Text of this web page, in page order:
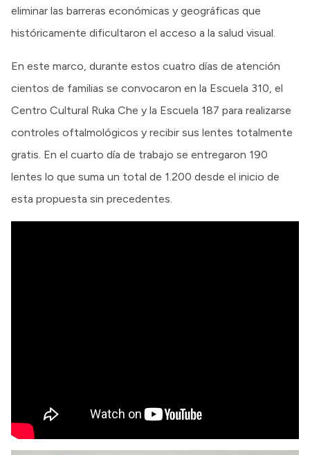
eliminar las barreras económicas y geográficas que
históricamente dificultaron el acceso a la salud visual.
En este marco, durante estos cuatro días de atención
cientos de familias se convocaron en la Escuela 310, el
Centro Cultural Ruka Che y la Escuela 187 para realizarse
controles oftalmológicos y recibir sus lentes totalmente
gratis. En el cuarto día de trabajo se entregaron 190
lentes lo que suma un total de 1.200 desde el inicio de
esta propuesta sin precedentes.